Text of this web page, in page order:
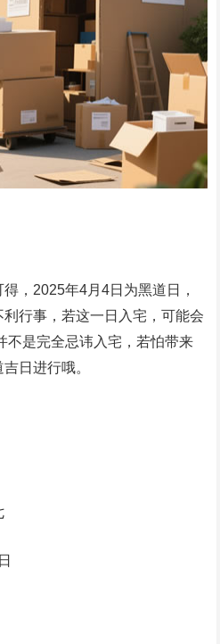
，2025年4月4日为黑道日，
行事，若这一日入宅，可能会
不是完全忌讳入宅，若怕带来
日进行哦。